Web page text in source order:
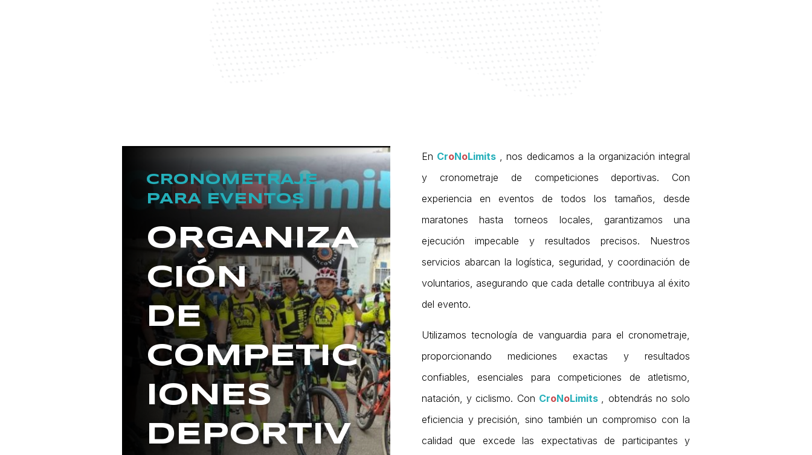
CRONOMETRAJE
PARA EVENTOS
ORGANIZA
CIÓN
DE
COMPETIC
IONES
DEPORTIV
En CroNoLimits , nos dedicamos a la organización integral
y cronometraje de competiciones deportivas. Con
experiencia en eventos de todos los tamaños, desde
maratones hasta torneos locales, garantizamos una
ejecución impecable y resultados precisos. Nuestros
servicios abarcan la logística, seguridad, y coordinación de
voluntarios, asegurando que cada detalle contribuya al éxito
del evento.
Utilizamos tecnología de vanguardia para el cronometraje,
proporcionando mediciones exactas y resultados
confiables, esenciales para competiciones de atletismo,
natación, y ciclismo. Con CroNoLimits , obtendrás no solo
eficiencia y precisión, sino también un compromiso con la
calidad que excede las expectativas de participantes y